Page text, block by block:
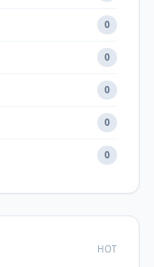
0
0
0
0
0
HOT